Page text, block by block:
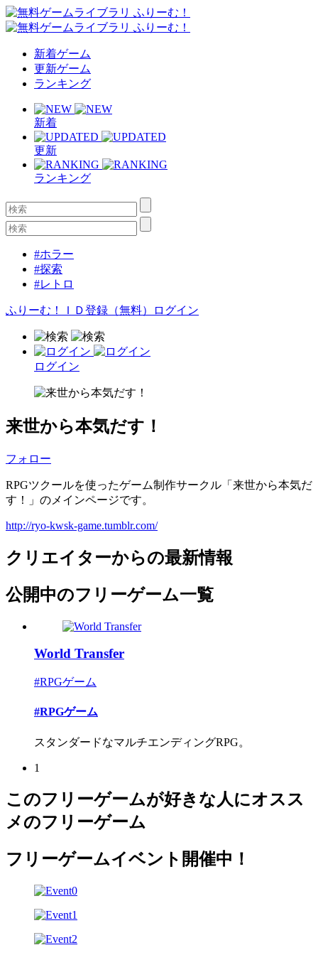
新着ゲーム
更新ゲーム
ランキング
新着
更新
ランキング
#ホラー
#探索
#レトロ
ふりーむ！ＩＤ登録（無料） ログイン
ログイン
来世から本気だす！
フォロー
RPGツクールを使ったゲーム制作サークル「来世から本気だ
す！」のメインページです。
http://ryo-kwsk-game.tumblr.com/
クリエイターからの最新情報
公開中のフリーゲーム一覧
World Transfer
#RPGゲーム
#RPGゲーム
スタンダードなマルチエンディングRPG。
1
このフリーゲームが好きな人にオスス
メのフリーゲーム
フリーゲームイベント開催中！